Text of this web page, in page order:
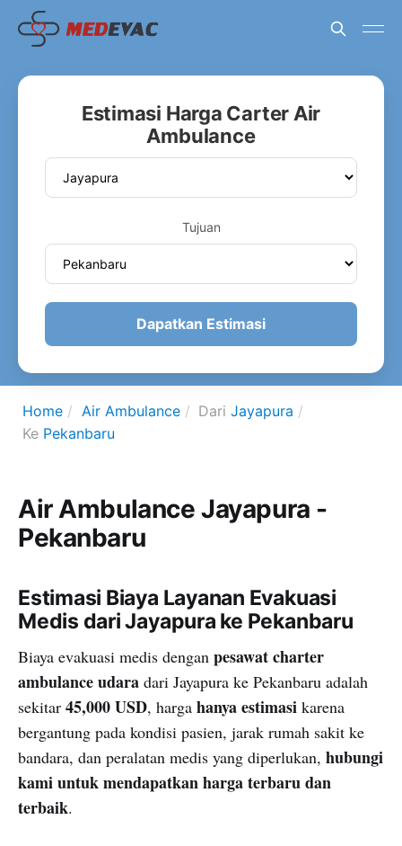
Estimasi Harga Carter Air
Ambulance
Tujuan
Dapatkan Estimasi
Home Air Ambulance Dari Jayapura
Ke Pekanbaru
Air Ambulance Jayapura -
Pekanbaru
Estimasi Biaya Layanan Evakuasi
Medis dari Jayapura ke Pekanbaru
Biaya evakuasi medis dengan pesawat charter
ambulance udara dari Jayapura ke Pekanbaru adalah
sekitar 45,000 USD, harga hanya estimasi karena
bergantung pada kondisi pasien, jarak rumah sakit ke
bandara, dan peralatan medis yang diperlukan, hubungi
kami untuk mendapatkan harga terbaru dan
terbaik.